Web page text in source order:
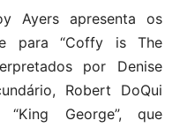
Ayers apresenta os
para “Coffy is The
por Denise
Robert DoQui
George”, que